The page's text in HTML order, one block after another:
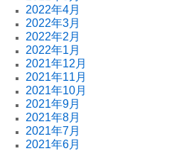
2022年4月
2022年3月
2022年2月
2022年1月
2021年12月
2021年11月
2021年10月
2021年9月
2021年8月
2021年7月
2021年6月